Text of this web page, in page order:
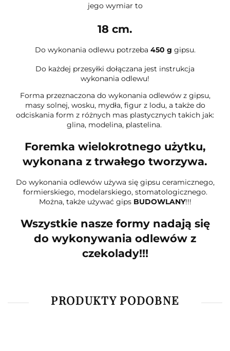
jego wymiar to
18 cm.
Do wykonania odlewu potrzeba 450 g gipsu.
Do każdej przesyłki dołączana jest instrukcja
wykonania odlewu!
Forma przeznaczona do wykonania odlewów z gipsu,
masy solnej, wosku, mydła, figur z lodu, a także do
odciskania form z różnych mas plastycznych takich jak:
glina, modelina, plastelina.
Foremka wielokrotnego użytku,
wykonana z trwałego tworzywa.
Do wykonania odlewów używa się gipsu ceramicznego,
formierskiego, modelarskiego, stomatologicznego.
Można, także używać gips BUDOWLANY!!!
Wszystkie nasze formy nadają się
do wykonywania odlewów z
czekolady!!!
PRODUKTY PODOBNE